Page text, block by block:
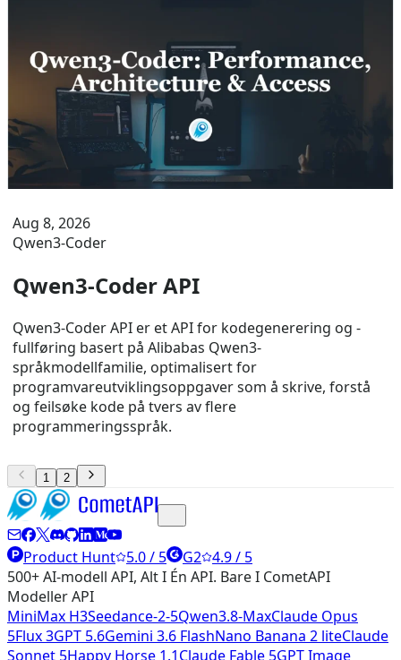
Aug 8, 2026
Qwen3-Coder
Qwen3-Coder API
Qwen3-Coder API er et API for kodegenerering og -
fullføring basert på Alibabas Qwen3-
språkmodellfamilie, optimalisert for
programvareutviklingsoppgaver som å skrive, forstå
og feilsøke kode på tvers av flere
programmeringsspråk.
1 2
Product Hunt 5.0 / 5 G2 4.9 / 5
500+ AI-modell API, Alt I Én API. Bare I CometAPI
Modeller API
MiniMax H3Seedance-2-5Qwen3.8-MaxClaude Opus
5Flux 3GPT 5.6Gemini 3.6 FlashNano Banana 2 liteClaude
Sonnet 5Happy Horse 1.1Claude Fable 5GPT Image